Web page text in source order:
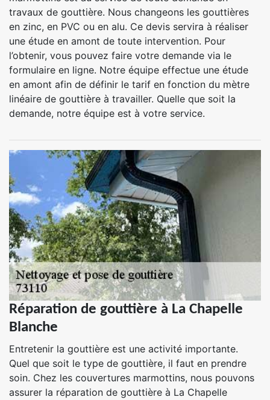
travaux de gouttière. Nous changeons les gouttières
en zinc, en PVC ou en alu. Ce devis servira à réaliser
une étude en amont de toute intervention. Pour
l’obtenir, vous pouvez faire votre demande via le
formulaire en ligne. Notre équipe effectue une étude
en amont afin de définir le tarif en fonction du mètre
linéaire de gouttière à travailler. Quelle que soit la
demande, notre équipe est à votre service.
Réparation de gouttière à La Chapelle
Blanche
Entretenir la gouttière est une activité importante.
Quel que soit le type de gouttière, il faut en prendre
soin. Chez les couvertures marmottins, nous pouvons
assurer la réparation de gouttière à La Chapelle